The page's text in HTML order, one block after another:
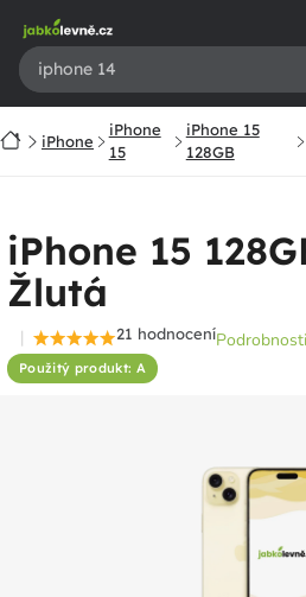
obsah
DomůiPhone
iPhone
15
iPhone 15
128GB
iPhone 15
Žlutá
Použitý produkt: A
Průměrné
hodnocení
21 hodnocení